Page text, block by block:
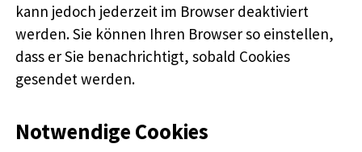
kann jedoch jederzeit im Browser deaktiviert
werden. Sie können Ihren Browser so einstellen,
dass er Sie benachrichtigt, sobald Cookies
gesendet werden.
Notwendige Cookies